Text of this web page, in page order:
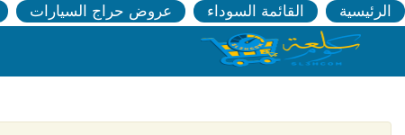
الرئيسية القائمة السوداء عروض حراج السيارات